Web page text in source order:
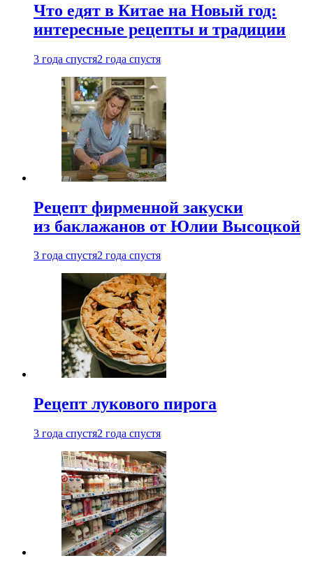
Что едят в Китае на Новый год:
интересные рецепты и традиции
3 года спустя2 года спустя
Рецепт фирменной закуски
из баклажанов от Юлии Высоцкой
3 года спустя2 года спустя
Рецепт лукового пирога
3 года спустя2 года спустя